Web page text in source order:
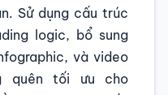
Sử dụng cấu trúc
logic, bổ sung
và video
quên tối ưu cho